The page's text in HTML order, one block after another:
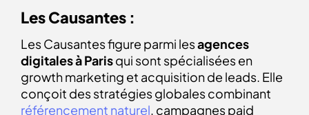
Les Causantes :
Les Causantes figure parmi lesagences
digitales à Parisqui sont spécialisées en
growth marketing et acquisition de leads. Elle
conçoit des stratégies globales combinant
référencement naturel, campagnes paid